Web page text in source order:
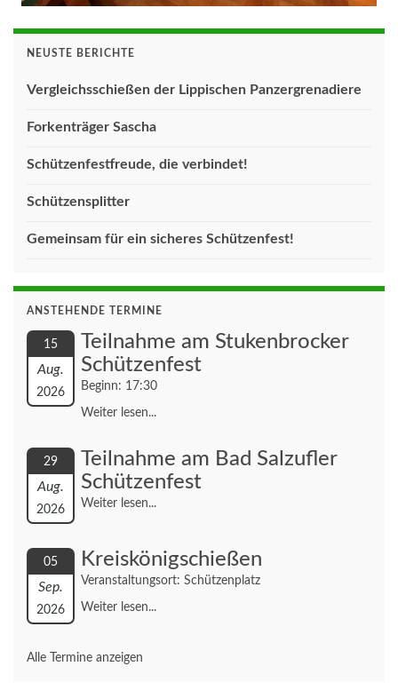
NEUSTE BERICHTE
Vergleichsschießen der Lippischen Panzergrenadiere
Forkenträger Sascha
Schützenfestfreude, die verbindet!
Schützensplitter
Gemeinsam für ein sicheres Schützenfest!
ANSTEHENDE TERMINE
15
Aug.
2026
Teilnahme am Stukenbrocker
Schützenfest
Beginn: 17:30
Weiter lesen...
29
Aug.
2026
Teilnahme am Bad Salzufler
Schützenfest
Weiter lesen...
05
Sep.
2026
Kreiskönigschießen
Veranstaltungsort: Schützenplatz
Weiter lesen...
Alle Termine anzeigen